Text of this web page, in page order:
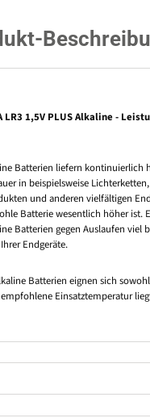
LR3 1,5V PLUS Alkaline -
Batterien liefern kontinuierlich
in beispielsweise
und anderen vielfältigen
Batterie wesentlich höher ist.
Batterien gegen Auslaufen viel
Endgeräte.
Batterien eignen sich
Einsatztemperatur